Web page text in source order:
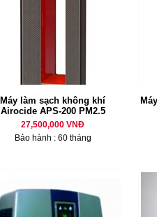
Máy làm sạch không khí
Airocide APS-200 PM2.5
27,500,000 VNĐ
Bảo hành : 60 tháng